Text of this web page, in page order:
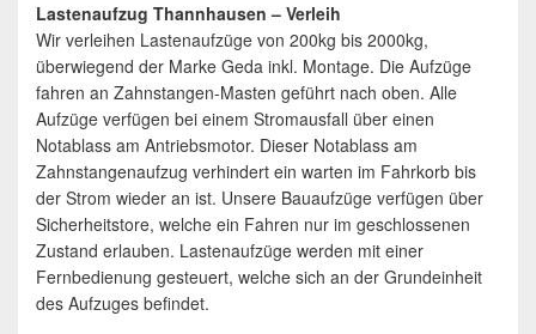
Lastenaufzug Thannhausen – Verleih
Wir verleihen Lastenaufzüge von 200kg bis 2000kg,
überwiegend der Marke Geda inkl. Montage. Die Aufzüge
fahren an Zahnstangen-Masten geführt nach oben. Alle
Aufzüge verfügen bei einem Stromausfall über einen
Notablass am Antriebsmotor. Dieser Notablass am
Zahnstangenaufzug verhindert ein warten im Fahrkorb bis
der Strom wieder an ist. Unsere Bauaufzüge verfügen über
Sicherheitstore, welche ein Fahren nur im geschlossenen
Zustand erlauben. Lastenaufzüge werden mit einer
Fernbedienung gesteuert, welche sich an der Grundeinheit
des Aufzuges befindet.